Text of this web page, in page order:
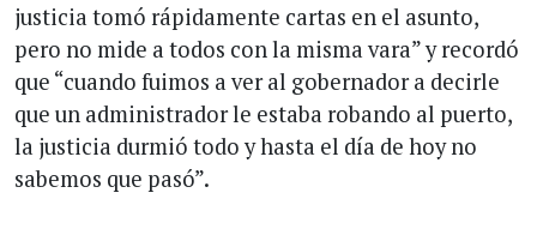
justicia tomó rápidamente cartas en el asunto,
pero no mide a todos con la misma vara” y recordó
que “cuando fuimos a ver al gobernador a decirle
que un administrador le estaba robando al puerto,
la justicia durmió todo y hasta el día de hoy no
sabemos que pasó”.